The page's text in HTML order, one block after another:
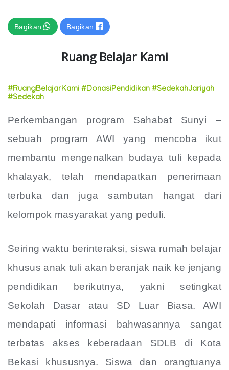
Bagikan Bagikan
Ruang Belajar Kami
#RuangBelajarKami #DonasiPendidikan #SedekahJariyah
#Sedekah
Perkembangan program Sahabat Sunyi –
sebuah program AWI yang mencoba ikut
membantu mengenalkan budaya tuli kepada
khalayak, telah mendapatkan penerimaan
terbuka dan juga sambutan hangat dari
kelompok masyarakat yang peduli.
Seiring waktu berinteraksi, siswa rumah belajar
khusus anak tuli akan beranjak naik ke jenjang
pendidikan berikutnya, yakni setingkat
Sekolah Dasar atau SD Luar Biasa. AWI
mendapati informasi bahwasannya sangat
terbatas akses keberadaan SDLB di Kota
Bekasi khususnya. Siswa dan orangtuanya